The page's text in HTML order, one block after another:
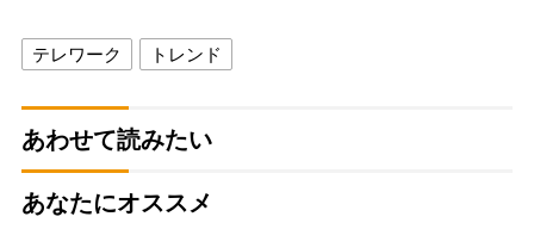
テレワーク トレンド
あわせて読みたい
あなたにオススメ